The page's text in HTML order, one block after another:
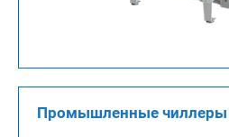
Промышленные чиллеры